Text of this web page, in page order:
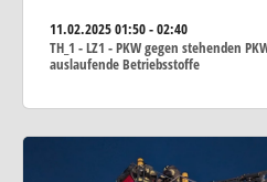
11.02.202501:50 - 02:40
TH_1 - LZ1 - PKW gegen stehenden
auslaufende Betriebsstoffe